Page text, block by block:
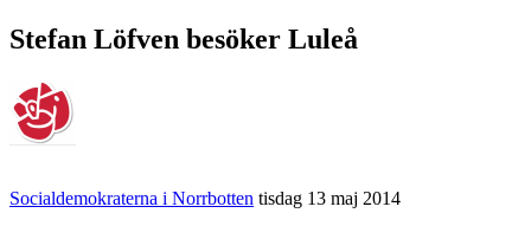
Stefan Löfven besöker Luleå
Socialdemokraterna i Norrbotten tisdag 13 maj 2014